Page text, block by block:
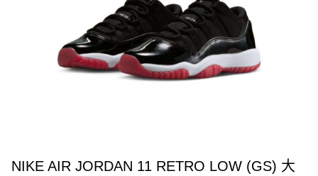
NIKE AIR JORDAN 11 RETRO LOW (GS) 大